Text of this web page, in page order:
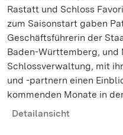
Rastatt und Schloss
zum Saisonstart gaben
Geschäftsführerin der
Baden-Württemberg,
Schlossverwaltung, mit
und -partnern einen
kommenden Monate in
Detailansicht